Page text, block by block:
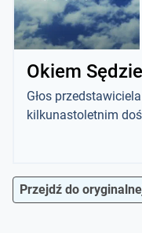
Okiem
Głos
kilkunastoletnim
Przejdź do